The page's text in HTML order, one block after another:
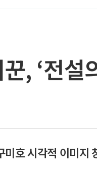
, ‘전설
호 시각적 이미지